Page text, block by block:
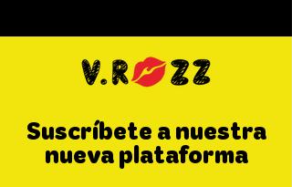
Suscríbete a nuestra
nueva plataforma